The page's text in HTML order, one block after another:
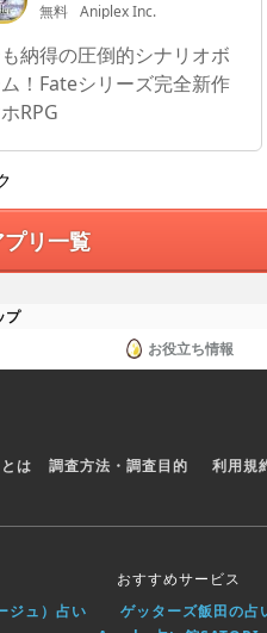
無料 Aniplex Inc.
納得の圧倒的シナリオボ
！Fateシリーズ完全新作
RPG
リ一覧
プ
お役立ち情報
は 調査方法・調査目的 利用規
おすすめサービス
ュ）占い ゲッターズ飯田の占